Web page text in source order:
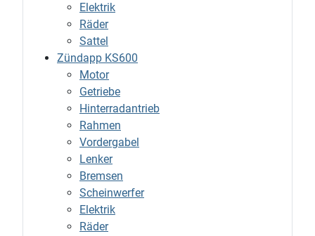
Elektrik
Räder
Sattel
Zündapp KS600
Motor
Getriebe
Hinterradantrieb
Rahmen
Vordergabel
Lenker
Bremsen
Scheinwerfer
Elektrik
Räder